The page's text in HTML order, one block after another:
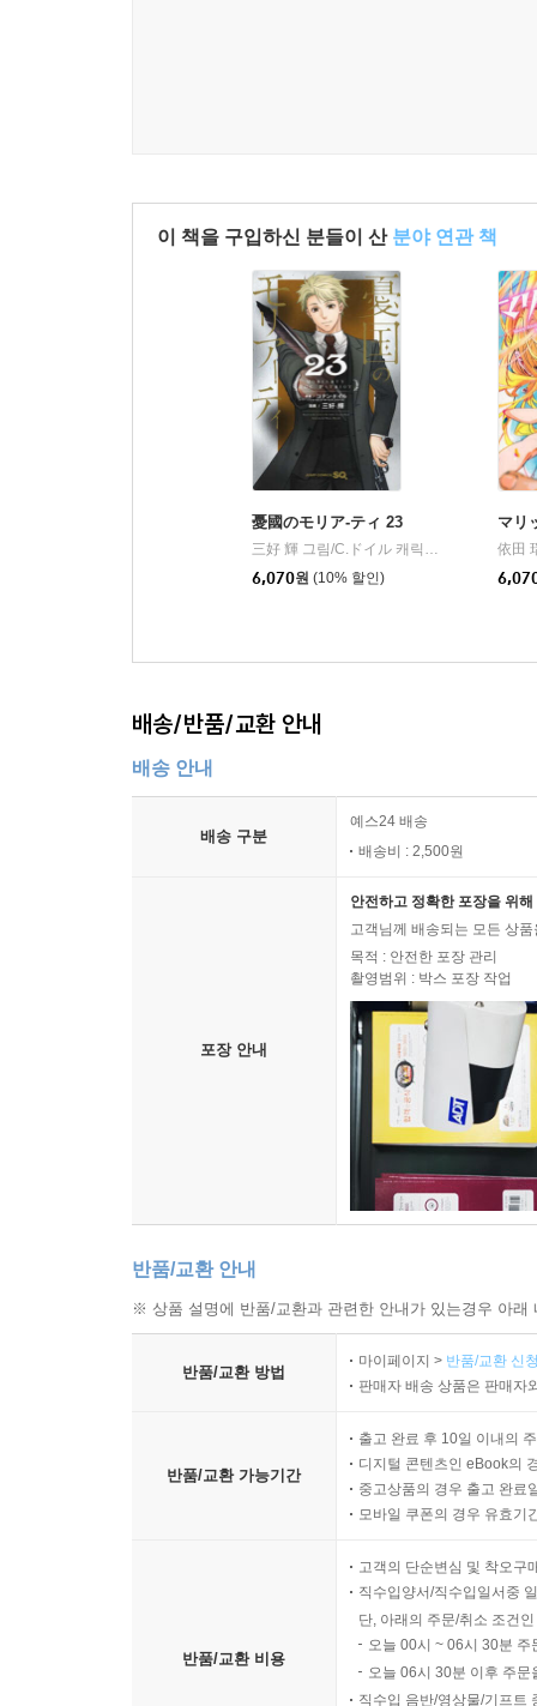
이 책을 구입하신 분들이 산 분야 연관 책
憂國のモリア-ティ 23
三好 輝 그림/C.ドイル 캐릭터원안
集英社
6,070원 (10% 할인)
マリ
依田
배송/반품/교환 안내
배송 안내
배송 구분
예스24 배송
배송비 : 2,500원
포장 안내
안전하고 정확한 포장을 위
고객님께 배송되는 모든 상
목적 : 안전한 포장 관리
촬영범위 : 박스 포장 작업
반품/교환 안내
※ 상품 설명에 반품/교환과 관련한 안내가 있는경우 아
반품/교환 방법
마이페이지 > 반품/교환 신
판매자 배송 상품은 판매자
반품/교환 가능기간
출고 완료 후 10일 이내의
디지털 콘텐츠인 eBook의
중고상품의 경우 출고 완료
모바일 쿠폰의 경우 유효기
반품/교환 비용
고객의 단순변심 및 착오구
직수입양서/직수입일서중
단, 아래의 주문/취소 조건
오늘 00시 ~ 06시 30분
오늘 06시 30분 이후 주
직수입 음반/영상물/기프트